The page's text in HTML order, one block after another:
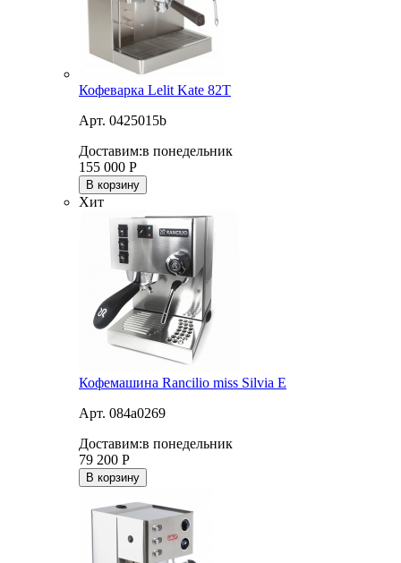
Кофеварка Lelit Kate 82T
Арт. 0425015b
Доставим:в понедельник
155 000 Р
В корзину
Хит
Кофемашина Rancilio miss Silvia E
Арт. 084a0269
Доставим:в понедельник
79 200 Р
В корзину